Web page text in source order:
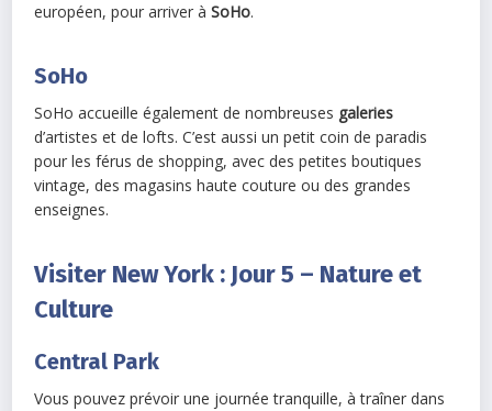
européen, pour arriver àSoHo.
SoHo
SoHo accueille également de nombreuses galeries
d’artistes et de lofts. C’est aussi un petit coin de paradis
pour les férus de shopping, avec des petites boutiques
vintage, des magasins haute couture ou des grandes
enseignes.
Visiter New York : Jour 5 – Nature et
Culture
Central Park
Vous pouvez prévoir une journée tranquille, à traîner dans